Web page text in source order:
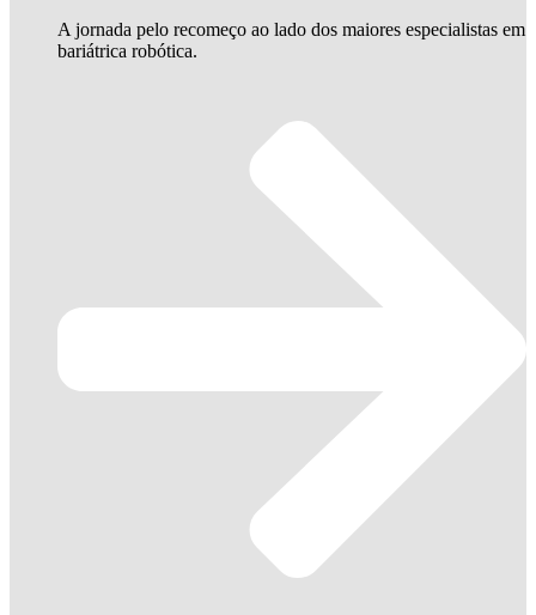
A jornada pelo recomeço ao lado dos maiores especialistas em
bariátrica robótica.